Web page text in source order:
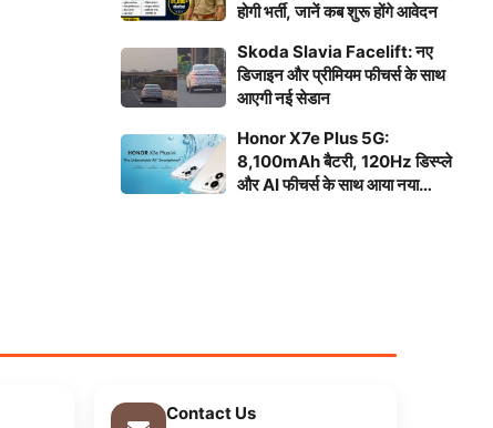
होगी भर्ती, जानें कब शुरू होंगे आवेदन
Skoda Slavia Facelift: नए
डिजाइन और प्रीमियम फीचर्स के साथ
आएगी नई सेडान
Honor X7e Plus 5G:
8,100mAh बैटरी, 120Hz डिस्प्ले
और AI फीचर्स के साथ आया नया
Contact Us